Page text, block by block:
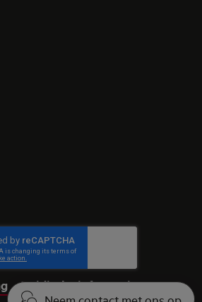
Juridische informatie